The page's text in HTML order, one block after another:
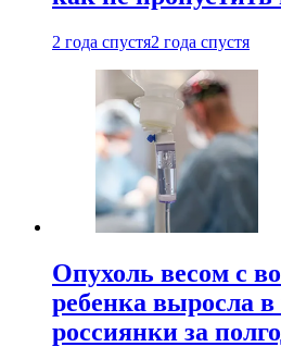
2 года спустя2 года спустя
Опухоль весом с
ребенка выросла
россиянки за